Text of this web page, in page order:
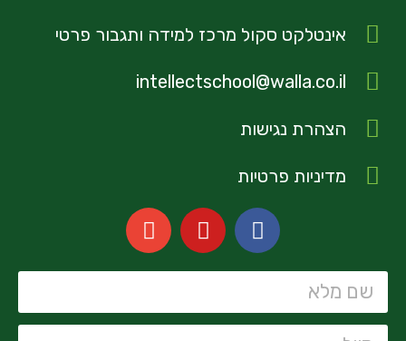
אינטלקט סקול מרכז למידה ותגבור פרטי
intellectschool@walla.co.il
הצהרת נגישות
מדיניות פרטיות